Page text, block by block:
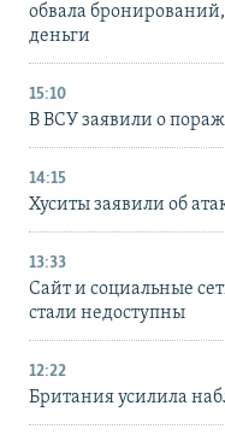
обвала
деньги
15:10
В ВСУ заявили о
14:15
Хуситы заявили об
13:33
Сайт и социальные
стали недоступны
12:22
Британия усилила